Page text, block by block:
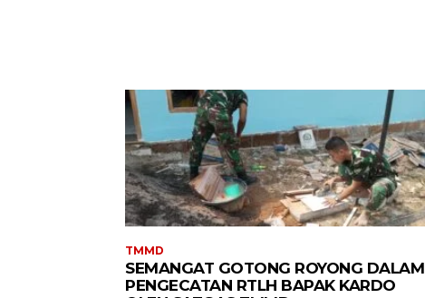
TMMD
SEMANGAT GOTONG ROYONG DALAM
PENGECATAN RTLH BAPAK KARDO